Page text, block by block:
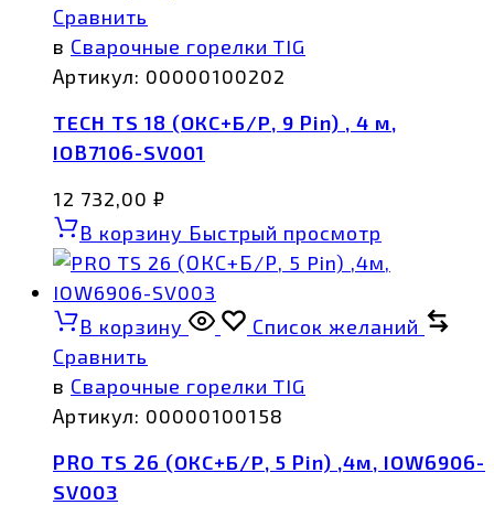
Сравнить
в Сварочные горелки TIG
Артикул: 00000100202
TECH TS 18 (ОКС+Б/Р, 9 Pin) , 4 м,
IOB7106-SV001
12 732,00 ₽
В корзину Быстрый просмотр
В корзину
Список желаний
Сравнить
в Сварочные горелки TIG
Артикул: 00000100158
PRO TS 26 (ОКС+Б/Р, 5 Pin) ,4м, IOW6906-
SV003